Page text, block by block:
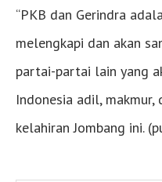
“PKB dan Gerindra
melengkapi dan akan
partai-partai lain yang
Indonesia adil, makmur,
kelahiran Jombang ini.